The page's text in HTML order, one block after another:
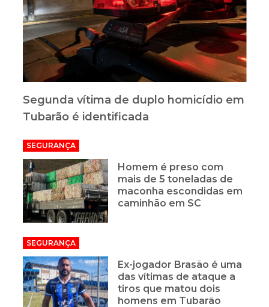
Segunda vítima de duplo homicídio em
Tubarão é identificada
SEGURANÇA
Homem é preso com
mais de 5 toneladas de
maconha escondidas em
caminhão em SC
SEGURANÇA
Ex-jogador Brasão é uma
das vítimas de ataque a
tiros que matou dois
homens em Tubarão